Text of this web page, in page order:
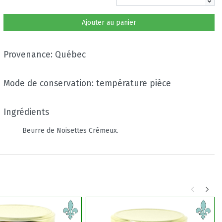
Ajouter au panier
Provenance: Québec
Mode de conservation: température pièce
Ingrédients
Beurre de Noisettes Crémeux.